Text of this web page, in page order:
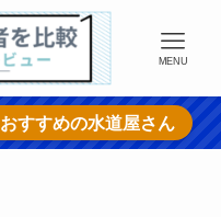
MENU
おすすめの水道屋さん